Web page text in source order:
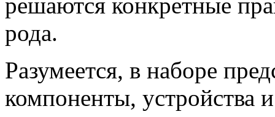
рода.
Разумеется, в наборе
компоненты, устройства